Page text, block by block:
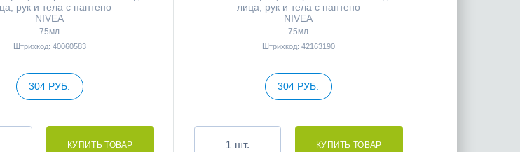
рук и тела с пантено
NIVEA
75мл
Штрихкод: 40060583
304 РУБ.
лица, рук и тела с пантено
NIVEA
75мл
Штрихкод: 42163190
304 РУБ.
шт.